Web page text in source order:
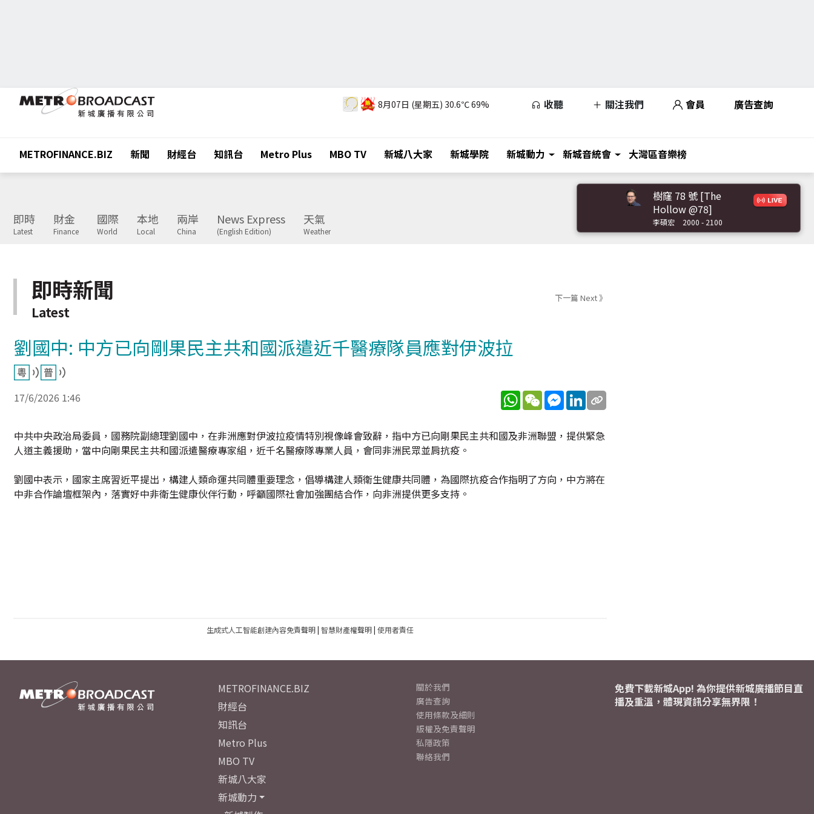
8月07日 (星期五) 30.6℃69% 收聽 關注我們 會員 廣告查詢
METROFINANCE.BIZ 新聞 財經台 知訊台 Metro Plus MBO TV 新城八大家 新城學院 新城動力 新城音統會 大灣區音樂榜
即時
Latest
財金
Finance
國際
World
本地
Local
兩岸
China
News Express
(English Edition)
天氣
Weather
樹窿 78 號 [The
Hollow @78]
李碩宏 2000 - 2100
即時新聞
Latest
下一篇 Next 》
劉國中: 中方已向剛果民主共和國派遣近千醫療隊員應對伊波拉
17/6/2026 1:46 WhatsApp
WeChatMessenger
LinkedIn
中共中央政治局委員，國務院副總理劉國中，在非洲應對伊波拉疫情特別視像峰會致辭，指中方已向剛果民主共和國及非洲聯盟，提供緊急
人道主義援助，當中向剛果民主共和國派遣醫療專家組，近千名醫療隊專業人員，會同非洲民眾並肩抗疫。
劉國中表示，國家主席習近平提出，構建人類命運共同體重要理念，倡導構建人類衛生健康共同體，為國際抗疫合作指明了方向，中方將在
中非合作論壇框架內，落實好中非衛生健康伙伴行動，呼籲國際社會加強團結合作，向非洲提供更多支持。
生成式人工智能創建內容免責聲明| 智慧財產權聲明| 使用者責任
METROFINANCE.BIZ
財經台
知訊台
Metro Plus
MBO TV
新城八大家
新城動力
關於我們
廣告查詢
使用條款及細則
版權及免責聲明
私隱政策
聯絡我們
免費下載新城App! 為你提供新城廣播節目直
播及重溫，體現資訊分享無界限！